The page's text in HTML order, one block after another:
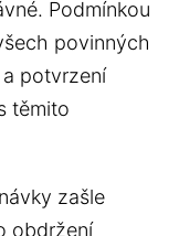
Podmínkou
povinných
potvrzení
těmito
zašle
obdržení